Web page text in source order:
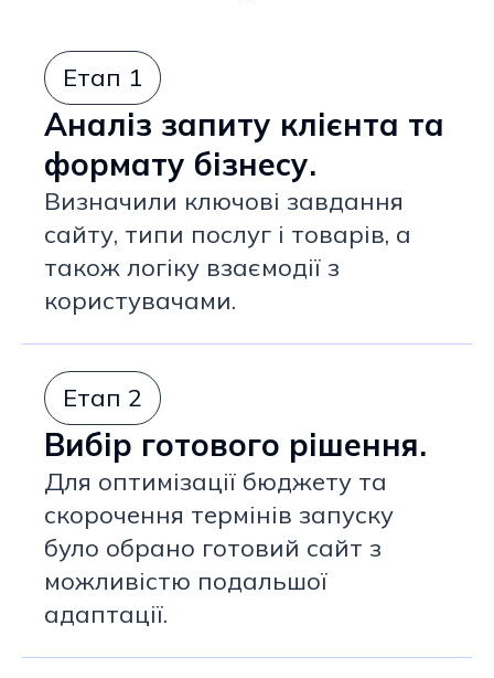
Етап 1
Аналіз запиту клієнта та
формату бізнесу.
Визначили ключові завдання
сайту, типи послуг і товарів, а
також логіку взаємодії з
користувачами.
Етап 2
Вибір готового рішення.
Для оптимізації бюджету та
скорочення термінів запуску
було обрано готовий сайт з
можливістю подальшої
адаптації.